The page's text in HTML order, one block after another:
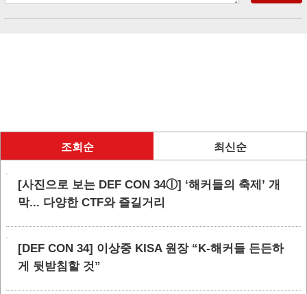
조회순 최신순
[사진으로 보는 DEF CON 34ⓛ] ‘해커들의 축제’ 개
막... 다양한 CTF와 즐길거리
[DEF CON 34] 이상중 KISA 원장 “K-해커들 든든하
게 뒷받침할 것”